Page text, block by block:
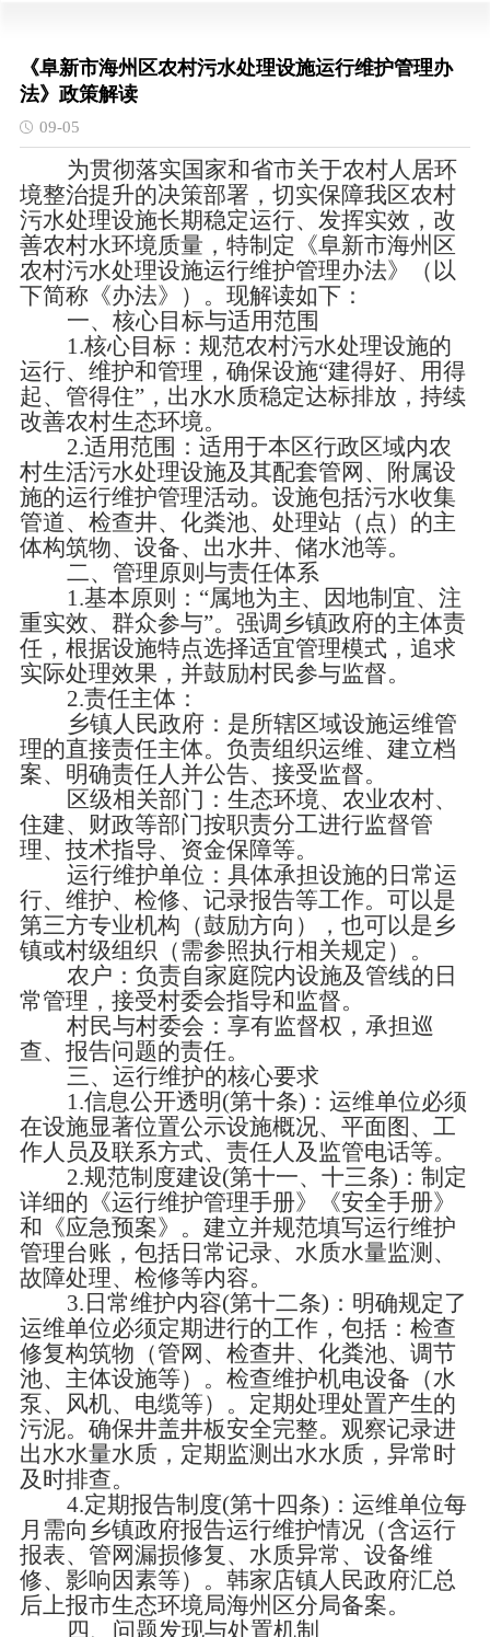
《阜新市海州区农村污水处理设施运行维护管理办
法》政策解读
09-05
为贯彻落实国家和省市关于农村人居环
境整治提升的决策部署，切实保障我区农村
污水处理设施长期稳定运行、发挥实效，改
善农村水环境质量，特制定《阜新市海州区
农村污水处理设施运行维护管理办法》（以
下简称《办法》）。现解读如下：
一、核心目标与适用范围
1.核心目标：规范农村污水处理设施的
运行、维护和管理，确保设施“建得好、用得
起、管得住”，出水水质稳定达标排放，持续
改善农村生态环境。
2.适用范围：适用于本区行政区域内农
村生活污水处理设施及其配套管网、附属设
施的运行维护管理活动。设施包括污水收集
管道、检查井、化粪池、处理站（点）的主
体构筑物、设备、出水井、储水池等。
二、管理原则与责任体系
1.基本原则：“属地为主、因地制宜、注
重实效、群众参与”。强调乡镇政府的主体责
任，根据设施特点选择适宜管理模式，追求
实际处理效果，并鼓励村民参与监督。
2.责任主体：
乡镇人民政府：是所辖区域设施运维管
理的直接责任主体。负责组织运维、建立档
案、明确责任人并公告、接受监督。
区级相关部门：生态环境、农业农村、
住建、财政等部门按职责分工进行监督管
理、技术指导、资金保障等。
运行维护单位：具体承担设施的日常运
行、维护、检修、记录报告等工作。可以是
第三方专业机构（鼓励方向），也可以是乡
镇或村级组织（需参照执行相关规定）。
农户：负责自家庭院内设施及管线的日
常管理，接受村委会指导和监督。
村民与村委会：享有监督权，承担巡
查、报告问题的责任。
三、运行维护的核心要求
1.信息公开透明(第十条)：运维单位必须
在设施显著位置公示设施概况、平面图、工
作人员及联系方式、责任人及监管电话等。
2.规范制度建设(第十一、十三条)：制定
详细的《运行维护管理手册》《安全手册》
和《应急预案》。建立并规范填写运行维护
管理台账，包括日常记录、水质水量监测、
故障处理、检修等内容。
3.日常维护内容(第十二条)：明确规定了
运维单位必须定期进行的工作，包括：检查
修复构筑物（管网、检查井、化粪池、调节
池、主体设施等）。检查维护机电设备（水
泵、风机、电缆等）。定期处理处置产生的
污泥。确保井盖井板安全完整。观察记录进
出水水量水质，定期监测出水水质，异常时
及时排查。
4.定期报告制度(第十四条)：运维单位每
月需向乡镇政府报告运行维护情况（含运行
报表、管网漏损修复、水质异常、设备维
修、影响因素等）。韩家店镇人民政府汇总
后上报市生态环境局海州区分局备案。
四、问题发现与处置机制